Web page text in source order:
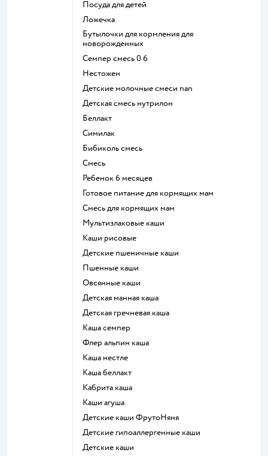
посуда для детей
ложечка
бутылочки для кормления для
новорожденных
семпер смесь 0 6
нестожен
Детские молочные смеси nan
детская смесь нутрилон
беллакт
симилак
бибиколь смесь
смесь
ребенок 6 месяцев
готовое питание для кормящих мам
смесь для кормящих мам
Мультизлаковые каши
Каши рисовые
Детские пшеничные каши
Пшенные каши
овсянные каши
детская манная каша
детская гречневая каша
каша семпер
флер альпин каша
каша нестле
каша беллакт
кабрита каша
каши агуша
Детские каши ФрутоНяня
Детские гипоаллергенные каши
детские каши